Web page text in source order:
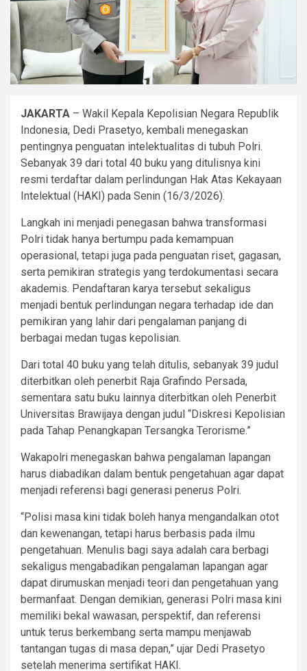
JAKARTA – Wakil Kepala Kepolisian Negara Republik
Indonesia, Dedi Prasetyo, kembali menegaskan
pentingnya penguatan intelektualitas di tubuh Polri.
Sebanyak 39 dari total 40 buku yang ditulisnya kini
resmi terdaftar dalam perlindungan Hak Atas Kekayaan
Intelektual (HAKI) pada Senin (16/3/2026).
Langkah ini menjadi penegasan bahwa transformasi
Polri tidak hanya bertumpu pada kemampuan
operasional, tetapi juga pada penguatan riset, gagasan,
serta pemikiran strategis yang terdokumentasi secara
akademis. Pendaftaran karya tersebut sekaligus
menjadi bentuk perlindungan negara terhadap ide dan
pemikiran yang lahir dari pengalaman panjang di
berbagai medan tugas kepolisian.
Dari total 40 buku yang telah ditulis, sebanyak 39 judul
diterbitkan oleh penerbit Raja Grafindo Persada,
sementara satu buku lainnya diterbitkan oleh Penerbit
Universitas Brawijaya dengan judul “Diskresi Kepolisian
pada Tahap Penangkapan Tersangka Terorisme.”
Wakapolri menegaskan bahwa pengalaman lapangan
harus diabadikan dalam bentuk pengetahuan agar dapat
menjadi referensi bagi generasi penerus Polri.
“Polisi masa kini tidak boleh hanya mengandalkan otot
dan kewenangan, tetapi harus berbasis pada ilmu
pengetahuan. Menulis bagi saya adalah cara berbagi
sekaligus mengabadikan pengalaman lapangan agar
dapat dirumuskan menjadi teori dan pengetahuan yang
bermanfaat. Dengan demikian, generasi Polri masa kini
memiliki bekal wawasan, perspektif, dan referensi
untuk terus berkembang serta mampu menjawab
tantangan tugas di masa depan,” ujar Dedi Prasetyo
setelah menerima sertifikat HAKI.